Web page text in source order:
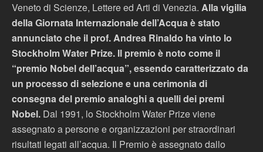
Veneto di Scienze, Lettere ed Arti di Venezia. Alla vigilia
della Giornata Internazionale dell’Acqua è stato
annunciato che il prof. Andrea Rinaldo ha vinto lo
Stockholm Water Prize. Il premio è noto come il
“premio Nobel dell’acqua”, essendo caratterizzato da
un processo di selezione e una cerimonia di
consegna del premio analoghi a quelli dei premi
Nobel. Dal 1991, lo Stockholm Water Prize viene
assegnato a persone e organizzazioni per straordinari
risultati legati all’acqua. Il Premio è assegnato dallo